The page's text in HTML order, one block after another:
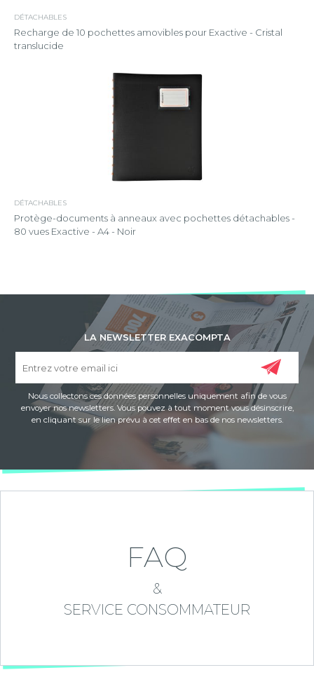
DÉTACHABLES
Recharge de 10 pochettes amovibles pour Exactive - Cristal
translucide
DÉTACHABLES
Protège-documents à anneaux avec pochettes détachables -
80 vues Exactive - A4 - Noir
LA NEWSLETTER EXACOMPTA
Nous collectons ces données personnelles uniquement afin de vous
envoyer nos newsletters. Vous pouvez à tout moment vous désinscrire,
en cliquant sur le lien prévu à cet effet en bas de nos newsletters.
FAQ
&
SERVICE CONSOMMATEUR